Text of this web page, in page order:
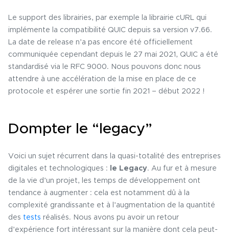
Le support des librairies, par exemple la librairie cURL qui
implémente la compatibilité QUIC depuis sa version v7.66.
La date de release n’a pas encore été officiellement
communiquée cependant depuis le 27 mai 2021, QUIC a été
standardisé via le RFC 9000. Nous pouvons donc nous
attendre à une accélération de la mise en place de ce
protocole et espérer une sortie fin 2021 – début 2022 !
Dompter le “legacy”
Voici un sujet récurrent dans la quasi-totalité des entreprises
digitales et technologiques :
le Legacy. Au fur et à mesure
de la vie d’un projet, les temps de développement ont
tendance à augmenter : cela est notamment dû à la
complexité grandissante et à l’augmentation de la quantité
des tests réalisés. Nous avons pu avoir un retour
d’expérience fort intéressant sur la manière dont cela peut-